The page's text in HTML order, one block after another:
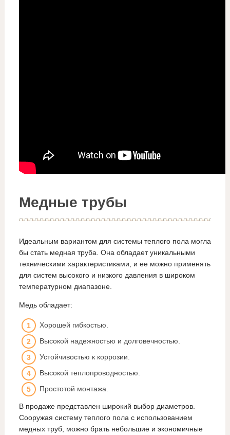
Медные трубы
Идеальным вариантом для системы теплого пола могла
бы стать медная труба. Она обладает уникальными
техническими характеристиками, и ее можно применять
для систем высокого и низкого давления в широком
температурном диапазоне.
Медь обладает:
Хорошей гибкостью.
Высокой надежностью и долговечностью.
Устойчивостью к коррозии.
Высокой теплопроводностью.
Простотой монтажа.
В продаже представлен широкий выбор диаметров.
Сооружая систему теплого пола с использованием
медных труб, можно брать небольшие и экономичные